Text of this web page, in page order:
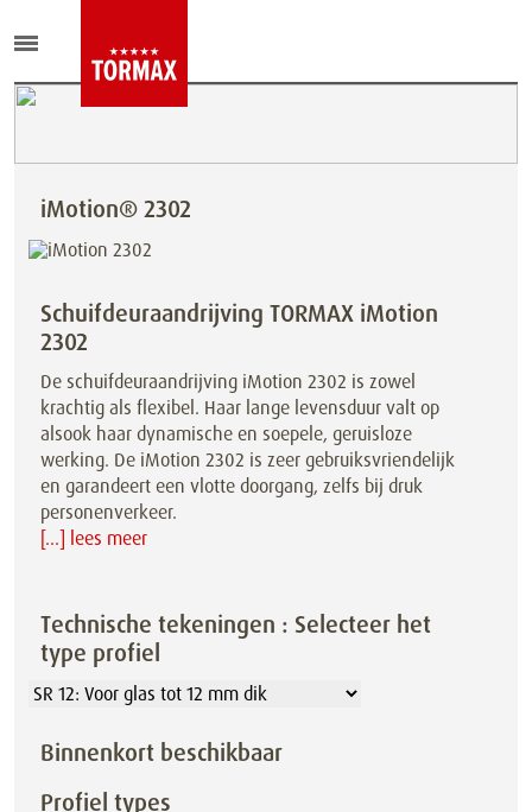
iMotion® 2302
Schuifdeuraandrijving TORMAX iMotion
2302
De schuifdeuraandrijving iMotion 2302 is zowel
krachtig als flexibel. Haar lange levensduur valt op
alsook haar dynamische en soepele, geruisloze
werking. De iMotion 2302 is zeer gebruiksvriendelijk
en garandeert een vlotte doorgang, zelfs bij druk
personenverkeer.
[...] lees meer
Technische tekeningen : Selecteer het
type profiel
Binnenkort beschikbaar
Profiel types